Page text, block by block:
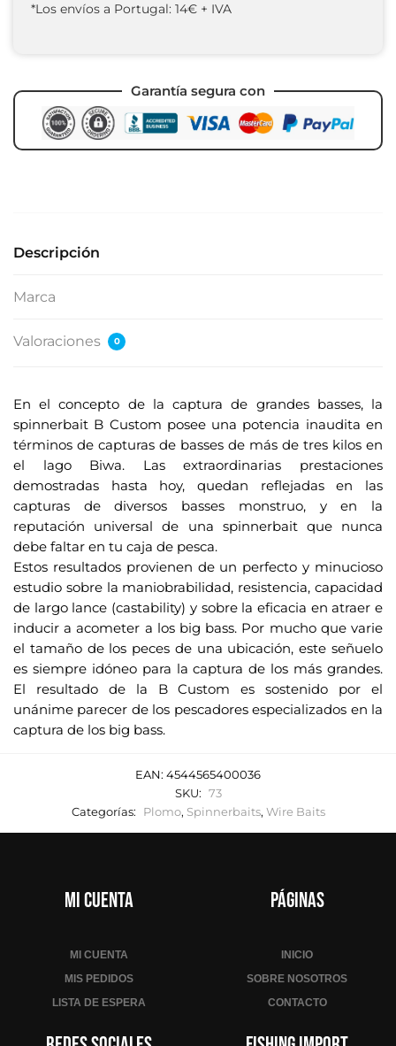
*Los envíos a Portugal: 14€ + IVA
Garantía segura con
Descripción
Marca
Valoraciones 0
En el concepto de la captura de grandes basses, la
spinnerbait B Custom posee una potencia inaudita en
términos de capturas de basses de más de tres kilos en
el lago Biwa. Las extraordinarias prestaciones
demostradas hasta hoy, quedan reflejadas en las
capturas de diversos basses monstruo, y en la
reputación universal de una spinnerbait que nunca
debe faltar en tu caja de pesca.
Estos resultados provienen de un perfecto y minucioso
estudio sobre la maniobrabilidad, resistencia, capacidad
de largo lance (castability) y sobre la eficacia en atraer e
inducir a acometer a los big bass. Por mucho que varie
el tamaño de los peces de una ubicación, este señuelo
es siempre idóneo para la captura de los más grandes.
El resultado de la B Custom es sostenido por el
unánime parecer de los pescadores especializados en la
captura de los big bass.
EAN: 4544565400036
SKU: 73
Categorías:
Plomo, Spinnerbaits, Wire Baits
Mi cuenta
MI CUENTA
MIS PEDIDOS
LISTA DE ESPERA
Páginas
INICIO
SOBRE NOSOTROS
CONTACTO